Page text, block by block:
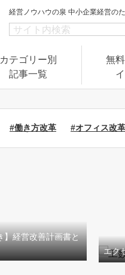
経営ノウハウの泉 中小企業経営の
カテゴリー別
記事一覧
無
#働き方改革 #オフィス改革
】経営改善計画書と
エク